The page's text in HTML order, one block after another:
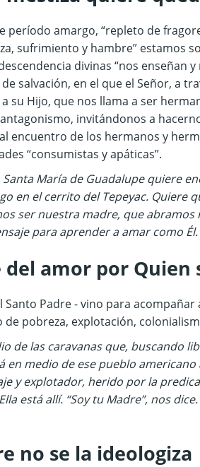
período amargo, “repleto de
sufrimiento y hambre” estamos
divinas “nos enseñan
salvación, en el que el Señor, a
su Hijo, que nos llama a ser
invitándonos a
encuentro de los hermanos y
“consumistas y apáticas”.
Santa María de Guadalupe quiere
en el cerrito del Tepeyac. Quiere
ser nuestra madre, que abramos
para aprender a amar como Él.
del amor por Quien
Santo Padre - vino para
pobreza, explotación,
de las caravanas que, buscando
en medio de ese pueblo
y explotador, herido por la
está allí. “Soy tu Madre”, nos
no se la ideologiza